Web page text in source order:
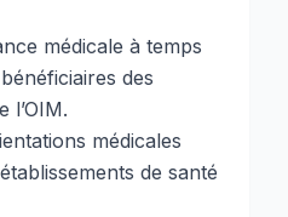
médicale à temps
des
l’OIM.
médicales
de santé